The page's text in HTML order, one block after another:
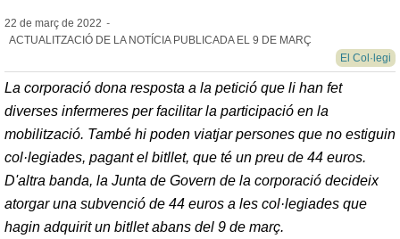
22 de març de 2022 -
ACTUALITZACIÓ DE LA NOTÍCIA PUBLICADA EL 9 DE MARÇ
El Col·legi
La corporació dona resposta a la petició que li han fet
diverses infermeres per facilitar la participació en la
mobilització. També hi poden viatjar persones que no estiguin
col·legiades, pagant el bitllet, que té un preu de 44 euros.
D'altra banda, la Junta de Govern de la corporació decideix
atorgar una subvenció de 44 euros a les col·legiades que
hagin adquirit un bitllet abans del 9 de març.